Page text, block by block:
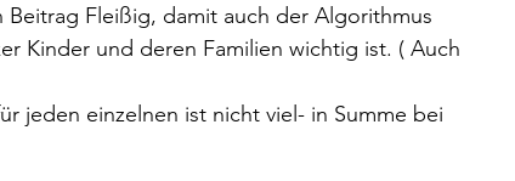
Fleißig, damit auch der Algorithmus
Kinder und deren Familien wichtig ist. ( Auch
jeden einzelnen ist nicht viel- in Summe bei